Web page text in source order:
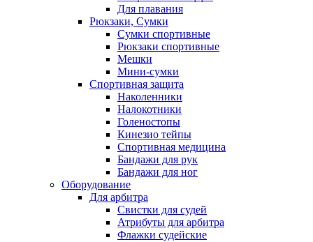
Для плавания
Рюкзаки, Сумки
Сумки спортивные
Рюкзаки спортивные
Мешки
Мини-сумки
Спортивная защита
Наколенники
Налокотники
Голеностопы
Кинезио тейпы
Спортивная медицина
Бандажи для рук
Бандажи для ног
Оборудование
Для арбитра
Свистки для судей
Атрибуты для арбитра
Флажки судейские